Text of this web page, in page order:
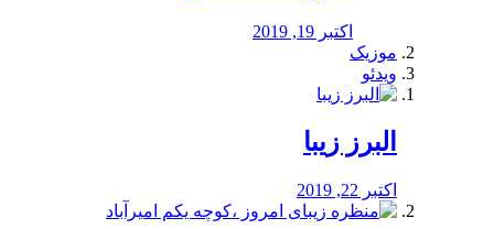
اکتبر 19, 2019
موزیک
ویدئو
البرز زیبا
اکتبر 22, 2019